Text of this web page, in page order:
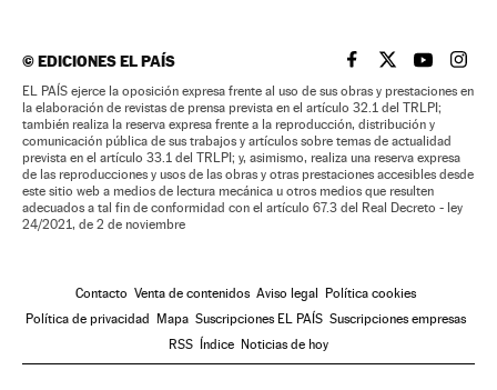
©EDICIONES EL PAÍS EL PAÍS BRASIL EN
EL PAÍSEL PAÍS
EL
EL PAÍS ejerce la oposición expresa frente al uso de sus obras y prestaciones en
la elaboración de revistas de prensa prevista en el artículo 32.1 del TRLPI;
también realiza la reserva expresa frente a la reproducción, distribución y
comunicación pública de sus trabajos y artículos sobre temas de actualidad
prevista en el artículo 33.1 del TRLPI; y, asimismo, realiza una reserva expresa
de las reproducciones y usos de las obras y otras prestaciones accesibles desde
este sitio web a medios de lectura mecánica u otros medios que resulten
adecuados a tal fin de conformidad con el artículo 67.3 del Real Decreto - ley
24/2021, de 2 de noviembre
Contacto Venta de contenidos Aviso legal
Política cookies
Política de privacidad
Mapa Suscripciones EL PAÍS Suscripciones empresas
RSS
Índice Noticias de hoy